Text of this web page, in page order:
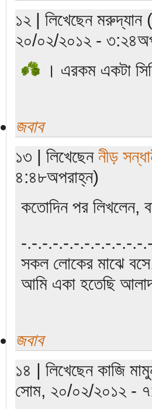
১২ | লিখেছেন মরুদ্যান
২০/০২/২০১২ -
। এরকম একটা
জবাব
১৩ | লিখেছেন নীড়
৪:৪৮অপরাহ্ন)
কতোদিন পর লিখলেন,
‍‌-.-.-.-.-.-.-.-.-.-.-.-
সকল লোকের মাঝে
আমি একা হতেছি
জবাব
১৪ | লিখেছেন কাজি
সোম, ২০/০২/২০১২ -